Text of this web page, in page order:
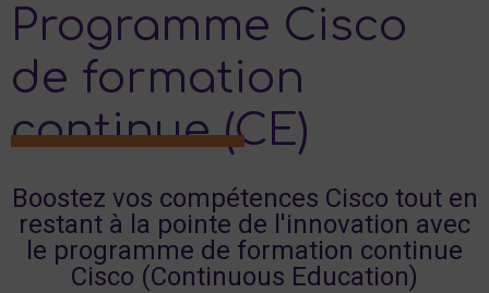
Programme Cisco
de formation
continue (CE)
Boostez vos compétences Cisco tout en
restant à la pointe de l'innovation avec
le programme de formation continue
Cisco (Continuous Education)